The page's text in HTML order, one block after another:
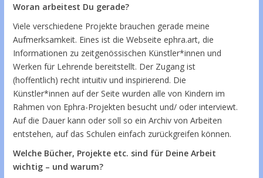
Woran arbeitest Du gerade?
Viele verschiedene Projekte brauchen gerade meine
Aufmerksamkeit. Eines ist die Webseite ephra.art, die
Informationen zu zeitgenössischen Künstler*innen und
Werken für Lehrende bereitstellt. Der Zugang ist
(hoffentlich) recht intuitiv und inspirierend. Die
Künstler*innen auf der Seite wurden alle von Kindern im
Rahmen von Ephra-Projekten besucht und/ oder interviewt.
Auf die Dauer kann oder soll so ein Archiv von Arbeiten
entstehen, auf das Schulen einfach zurückgreifen können.
Welche Bücher, Projekte etc. sind für Deine Arbeit
wichtig – und warum?